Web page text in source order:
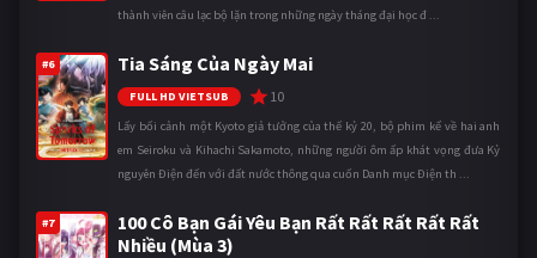
thành viên câu lạc bộ lặn trong những ngày tháng đại học đ ...
#6 Tia Sáng Của Ngày Mai
FULL HD VIETSUB 10
Lấy bối cảnh một Kyoto giả tưởng của thế kỷ 20, bộ phim kể về hai anh
em Seiroku và Kihachi Sakamoto, những người ôm ấp khát vọng đưa Kỷ
nguyên Điện đến với đất nước thông qua cuốn Danh mục Điện th ...
#7
100 Cô Bạn Gái Yêu Bạn Rất Rất Rất Rất Rất
Nhiều (Mùa 3)